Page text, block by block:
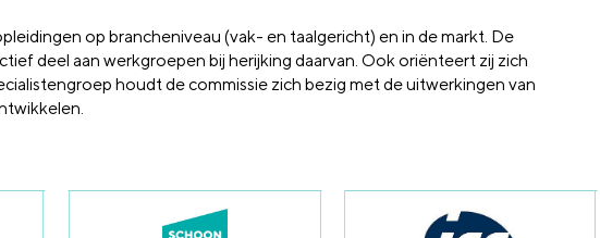
op brancheniveau (vak- en taalgericht) en in de markt. De
deel aan werkgroepen bij herijking daarvan. Ook oriënteert zij zich
houdt de commissie zich bezig met de uitwerkingen van